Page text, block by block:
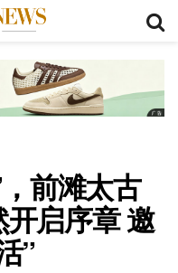
前滩太古
启序章 邀
”